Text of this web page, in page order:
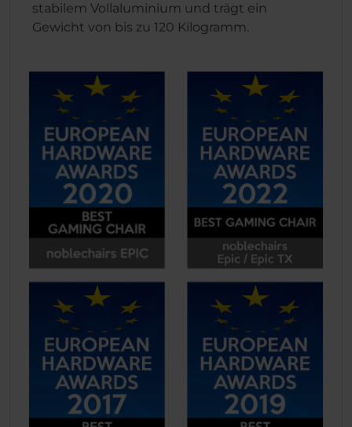
stabilem Vollaluminium und trägt ein
Gewicht von bis zu 120 Kilogramm.